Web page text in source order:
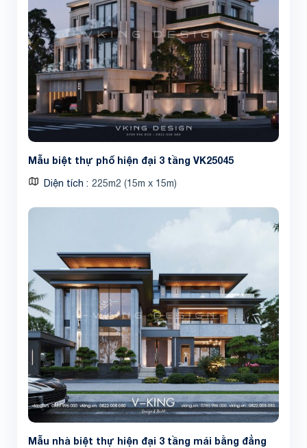
Share
Mẫu biệt thự phố hiện đại 3 tầng VK25045
Diện tích 225m2 (15m x 15m)
Mẫu nhà biệt thự hiện đại 3 tầng mái bằng đẳng